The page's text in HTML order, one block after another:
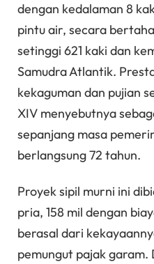
dengan kedalaman 8
pintu air, secara
setinggi 621 kaki dan
Samudra Atlantik.
kekaguman dan pujian
XIV menyebutnya
sepanjang masa
berlangsung 72 tahun.
Proyek sipil murni ini
pria, 158 mil dengan
berasal dari
pemungut pajak garam.